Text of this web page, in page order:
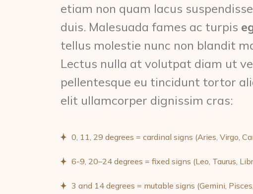
etiam non quam lacus
duis. Malesuada fames ac turpis
tellus molestie nunc non blandit
Lectus nulla at volutpat diam ut
pellentesque eu tincidunt tortor
elit ullamcorper dignissim cras:
0, 11, 29 degrees = cardinal signs (Aries, Virgo,
6-9, 20–24 degrees = fixed signs (Leo, Taurus,
3 and 14 degrees = mutable signs (Gemini,